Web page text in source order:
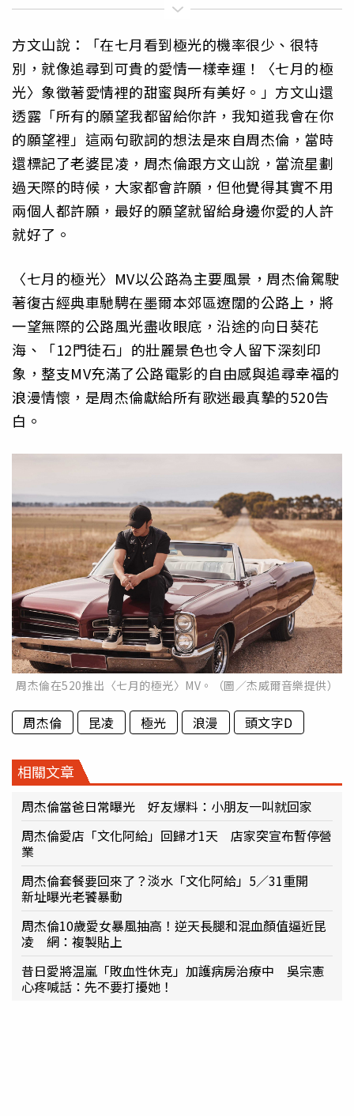
方文山說：「在七月看到極光的機率很少、很特
別，就像追尋到可貴的愛情一樣幸運！〈七月的極
光〉象徵著愛情裡的甜蜜與所有美好。」方文山還
透露「所有的願望我都留給你許，我知道我會在你
的願望裡」這兩句歌詞的想法是來自周杰倫，當時
還標記了老婆昆凌，周杰倫跟方文山說，當流星劃
過天際的時候，大家都會許願，但他覺得其實不用
兩個人都許願，最好的願望就留給身邊你愛的人許
就好了。
〈七月的極光〉MV以公路為主要風景，周杰倫駕駛
著復古經典車馳騁在墨爾本郊區遼闊的公路上，將
一望無際的公路風光盡收眼底，沿途的向日葵花
海、「12門徒石」的壯麗景色也令人留下深刻印
象，整支MV充滿了公路電影的自由感與追尋幸福的
浪漫情懷，是周杰倫獻給所有歌迷最真摯的520告
白。
周杰倫在520推出〈七月的極光〉MV。（圖／杰威爾音樂提供）
周杰倫 昆凌 極光 浪漫 頭文字D
相關文章
周杰倫當爸日常曝光 好友爆料：小朋友一叫就回家
周杰倫愛店「文化阿給」回歸才1天 店家突宣布暫停營
業
周杰倫套餐要回來了？淡水「文化阿給」5／31重開
新址曝光老饕暴動
周杰倫10歲愛女暴風抽高！逆天長腿和混血顏值逼近昆
凌 網：複製貼上
昔日愛將温嵐「敗血性休克」加護病房治療中 吳宗憲
心疼喊話：先不要打擾她！